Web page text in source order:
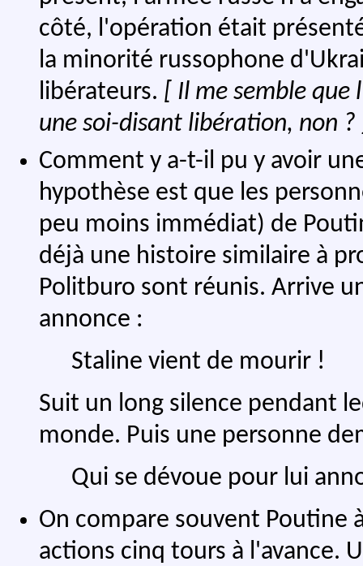
côté, l'opération était
la minorité russophone
libérateurs. [ Il me semble
une soi-disant libération, non ?
Comment y a-t-il pu y avoir
hypothèse est que les
peu moins immédiat) de
déjà une histoire similaire à
Politburo sont réunis. Arrive
annonce :
Staline vient de mourir !
Suit un long silence pendant
monde. Puis une personne
Qui se dévoue pour lui
On compare souvent Poutine
actions cinq tours à l'avance.